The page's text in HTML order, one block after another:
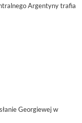
Argentyny trafia
Georgiewej w